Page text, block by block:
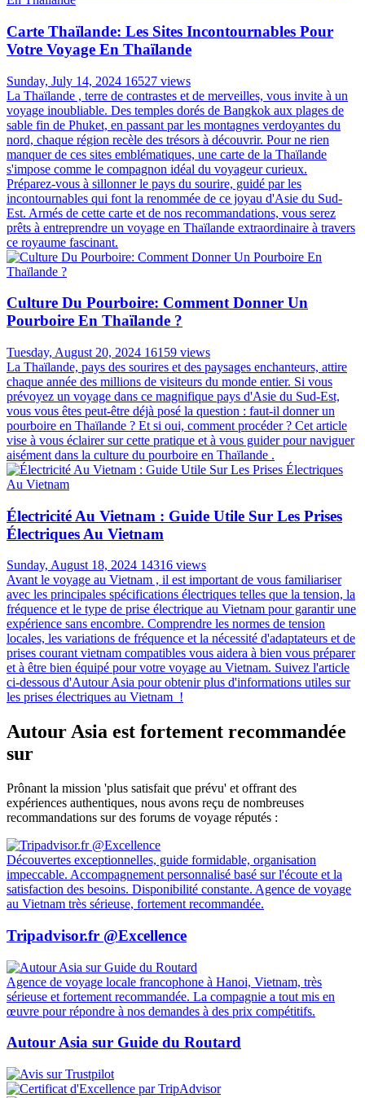
Carte Thaïlande: Les Sites Incontournables Pour
Votre Voyage En Thaïlande
Sunday, July 14, 2024 16527 views
La Thaïlande , terre de contrastes et de merveilles, vous invite à un
voyage inoubliable. Des temples dorés de Bangkok aux plages de
sable fin de Phuket, en passant par les montagnes verdoyantes du
nord, chaque région recèle des trésors à découvrir. Pour ne rien
manquer de ces sites emblématiques, une carte de la Thaïlande
s'impose comme le compagnon idéal du voyageur curieux.
Préparez-vous à sillonner le pays du sourire, guidé par les
incontournables qui font la renommée de ce joyau d'Asie du Sud-
Est. Armés de cette carte et de nos recommandations, vous serez
prêts à entreprendre un voyage en Thaïlande extraordinaire à travers
ce royaume fascinant.
Culture Du Pourboire: Comment Donner Un
Pourboire En Thaïlande ?
Tuesday, August 20, 2024 16159 views
La Thaïlande, pays des sourires et des paysages enchanteurs, attire
chaque année des millions de visiteurs du monde entier. Si vous
prévoyez un voyage dans ce magnifique pays d'Asie du Sud-Est,
vous vous êtes peut-être déjà posé la question : faut-il donner un
pourboire en Thaïlande ? Et si oui, comment procéder ? Cet article
vise à vous éclairer sur cette pratique et à vous guider pour naviguer
aisément dans la culture du pourboire en Thaïlande .
Électricité Au Vietnam : Guide Utile Sur Les Prises
Électriques Au Vietnam
Sunday, August 18, 2024 14316 views
Avant le voyage au Vietnam , il est important de vous familiariser
avec les principales spécifications électriques telles que la tension, la
fréquence et le type de prise électrique au Vietnam pour garantir une
expérience sans encombre. Comprendre les normes de tension
locales, les variations de fréquence et la nécessité d'adaptateurs et de
prises courant vietnam compatibles vous aidera à bien vous préparer
et à être bien équipé pour votre voyage au Vietnam. Suivez l'article
ci-dessous d'Autour Asia pour obtenir plus d'informations utiles sur
les prises électriques au Vietnam !
Autour Asia est fortement recommandée
sur
Prônant la mission 'plus satisfait que prévu' et offrant des
expériences authentiques, nous avons reçu de nombreuses
recommandations sur des forums de voyage réputés :
Découvertes exceptionnelles, guide formidable, organisation
impeccable. Accompagnement personnalisé basé sur l'écoute et la
satisfaction des besoins. Disponibilité constante. Agence de voyage
au Vietnam très sérieuse, fortement recommandée.
Tripadvisor.fr @Excellence
Agence de voyage locale francophone à Hanoi, Vietnam, très
sérieuse et fortement recommandée. La compagnie a tout mis en
œuvre pour répondre à nos demandes à des prix compétitifs.
Autour Asia sur Guide du Routard